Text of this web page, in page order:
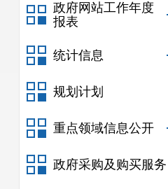
政府网站工作年度
报表
统计信息
规划计划
重点领域信息公开
政府采购及购买服务